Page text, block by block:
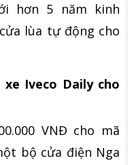
hơn 5 năm kinh
lùa tự động cho
Iveco Daily cho
VNĐ cho mã
bộ cửa điện Nga